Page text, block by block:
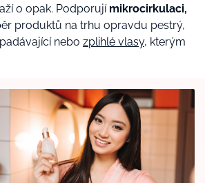
o opak. Podporují mikrocirkulaci,
produktů na trhu opravdu pestrý,
nebo zplihlé vlasy, kterým